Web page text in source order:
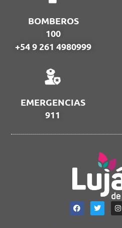
BOMBEROS
100
+54 9 261 4980999
EMERGENCIAS
911